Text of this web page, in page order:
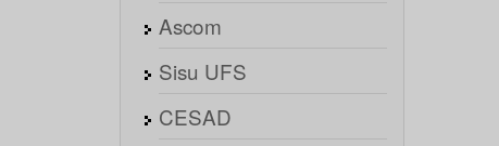
Ascom
Sisu UFS
CESAD